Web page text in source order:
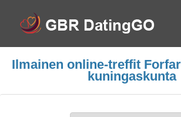
Ilmainen online-treffit
kuningaskunta